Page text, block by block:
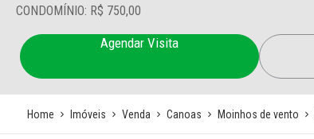
CONDOMÍNIO: R$ 750,00
Agendar Visita
Home Imóveis Venda Canoas Moinhos de vento